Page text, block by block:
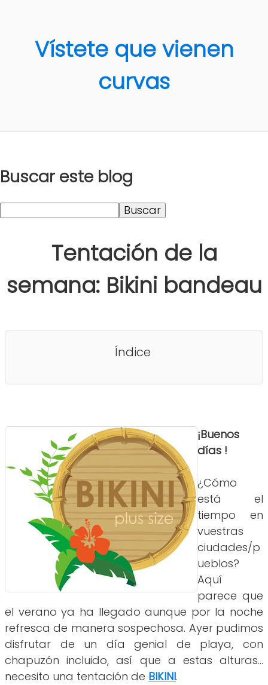
Vístete que vienen
curvas
Buscar este blog
Tentación de la
semana: Bikini bandeau
Índice
¡Buenos
días !
¿Cómo
está el
tiempo en
vuestras
ciudades/p
ueblos?
Aquí
parece que
el verano ya ha llegado aunque por la noche
refresca de manera sospechosa. Ayer pudimos
disfrutar de un día genial de playa, con
chapuzón incluido, así que a estas alturas...
necesito una tentación de BIKINI.